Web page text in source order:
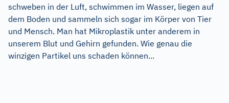
schweben in der Luft, schwimmen im Wasser, liegen auf
dem Boden und sammeln sich sogar im Körper von Tier
und Mensch. Man hat Mikroplastik unter anderem in
unserem Blut und Gehirn gefunden. Wie genau die
winzigen Partikel uns schaden können...